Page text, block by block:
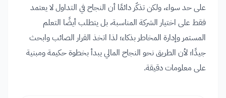
على حد سواء، ولكن تذكّر دائمًا أن النجاح في التداول لا يعتمد
فقط على اختيار الشركة المناسبة، بل يتطلب أيضًا التعلم
المستمر وإدارة المخاطر بذكاء؛ لذا اتخذ القرار الصائب وابحث
جيدًا؛ لأن الطريق نحو النجاح المالي يبدأ بخطوة حكيمة ومبنية
على معلومات دقيقة.